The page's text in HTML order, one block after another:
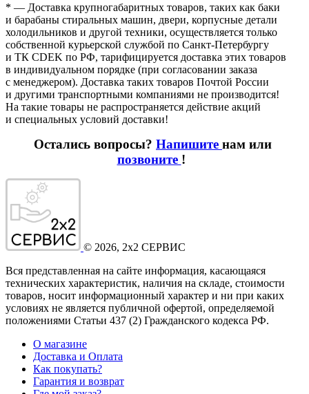
* — Доставка крупногабаритных товаров, таких как баки
и барабаны стиральных машин, двери, корпусные детали
холодильников и другой техники, осуществляется только
собственной курьерской службой по Санкт-Петербургу
и ТК CDEK по РФ, тарифицируется доставка этих товаров
в индивидуальном порядке (при согласовании заказа
с менеджером). Доставка таких товаров Почтой России
и другими транспортными компаниями не производится!
На такие товары не распространяется действие акций
и специальных условий доставки!
Остались вопросы? Напишите нам или
позвоните !
© 2026, 2x2 СЕРВИС
Вся представленная на сайте информация, касающаяся
технических характеристик, наличия на складе, стоимости
товаров, носит информационный характер и ни при каких
условиях не является публичной офертой, определяемой
положениями Статьи 437 (2) Гражданского кодекса РФ.
О магазине
Доставка и Оплата
Как покупать?
Гарантия и возврат